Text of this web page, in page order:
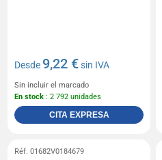
Desde 9,22 €sin IVA
Sin incluir el marcado
En stock : 2 792 unidades
CITA EXPRESA
Réf. 01682V0184679